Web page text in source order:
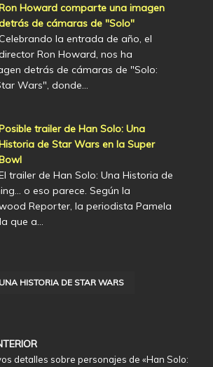
Howard comparte una imagen
de cámaras de "Solo"
Celebrando la entrada de año, el
Ron Howard, nos ha
detrás de cámaras de "Solo:
Wars", donde…
trailer de Han Solo: Una
de Star Wars en la Super
trailer de Han Solo: Una Historia de
o eso parece. Según la
Reporter, la periodista Pamela
que a…
HISTORIA DE STAR WARS
detalles sobre personajes de «Han Solo: